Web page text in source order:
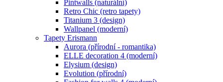
Pintwalls (naturální)
Retro Chic (retro tapety)
Titanium 3 (design)
Wallpanel (moderní)
Tapety Erismann
Aurora (přírodní - romantika)
ELLE decoration 4 (moderní)
Elysium (design)
Evolution (přírodní)